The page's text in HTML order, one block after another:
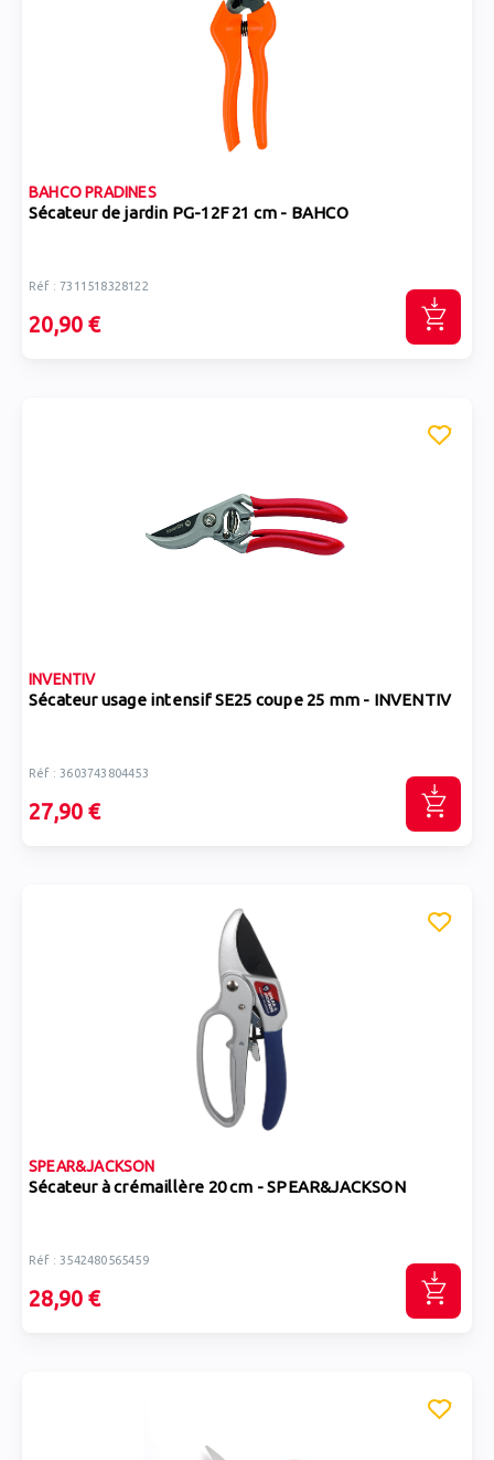
BAHCO PRADINES
Sécateur de jardin PG-12F 21 cm - BAHCO
Réf : 7311518328122
20,90 €
INVENTIV
Sécateur usage intensif SE25 coupe 25 mm - INVENTIV
Réf : 3603743804453
27,90 €
SPEAR&JACKSON
Sécateur à crémaillère 20 cm - SPEAR&JACKSON
Réf : 3542480565459
28,90 €